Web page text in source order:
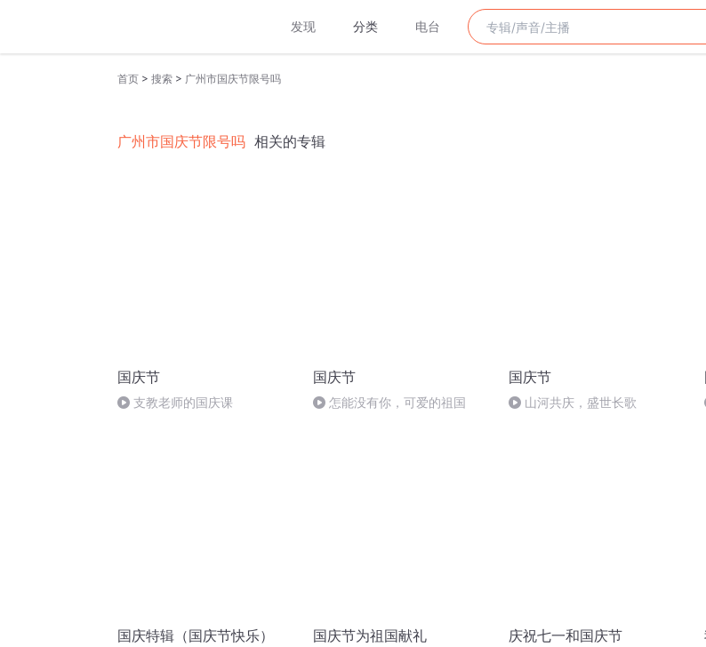
发现 分类 电台
首页 > 搜索 > 广州市国庆节限号吗
广州市国庆节限号吗 相关的专辑
国庆节
支教老师的国庆课
国庆节
怎能没有你，可爱的祖国
国庆节
山河共庆，盛世长歌
国庆特辑（国庆节快乐） 国庆节为祖国献礼 庆祝七一和国庆节